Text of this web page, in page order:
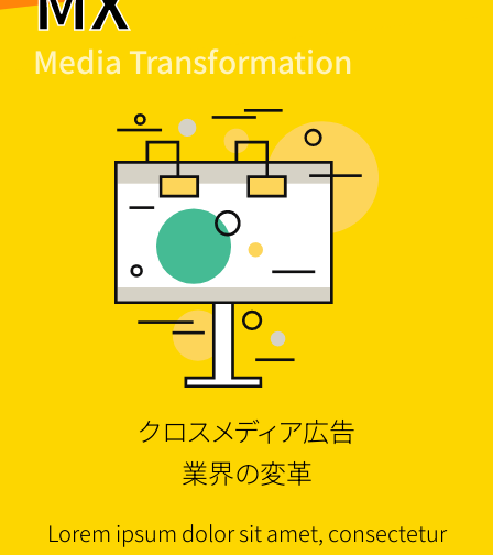
Media Transformation
クロスメディア広告
業界の変革
Lorem ipsum dolor sit amet, consectetur